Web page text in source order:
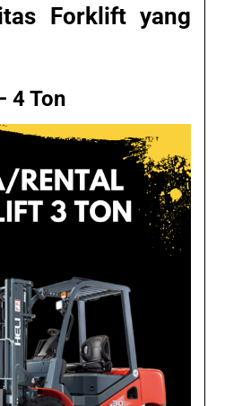
Forklift yang
4 Ton